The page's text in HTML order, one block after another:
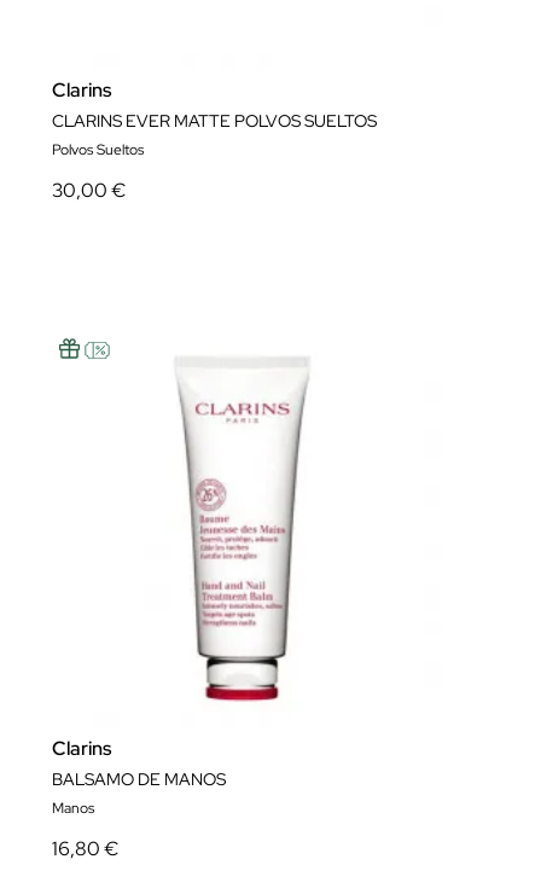
Clarins
CLARINS EVER MATTE POLVOS SUELTOS
Polvos Sueltos
30,00 €
Clarins
BALSAMO DE MANOS
Manos
16,80 €